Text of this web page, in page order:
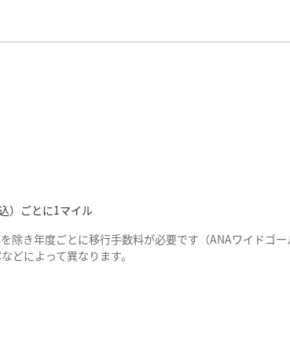
）ごとに1マイル
除き年度ごとに移行手数料が必要です（ANAワイドゴ
どによって異なります。